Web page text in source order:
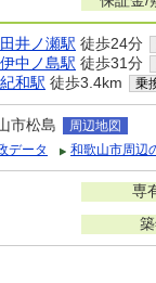
田井ノ瀬駅 徒歩24分
中ノ島駅 徒歩31分
紀和駅 徒歩3.4km 乗
市松島
周辺地図
データ
和歌山市周辺
専